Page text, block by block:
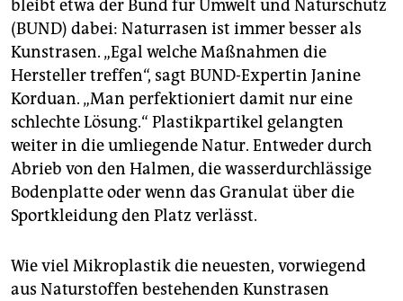
bleibt etwa der Bund für Umwelt und Naturschutz
(BUND) dabei: Naturrasen ist immer besser als
Kunst­rasen. „Egal welche Maßnahmen die
Hersteller treffen“, sagt BUND-Expertin Janine
Korduan. „Man perfektioniert damit nur eine
schlechte Lösung.“ Plastikpartikel gelangten
weiter in die umliegende Natur. Entweder durch
Abrieb von den Halmen, die wasserdurchlässige
Bodenplatte oder wenn das Granulat über die
Sportkleidung den Platz verlässt.
Wie viel Mikroplastik die neuesten, vorwiegend
aus Naturstoffen bestehenden Kunstrasen